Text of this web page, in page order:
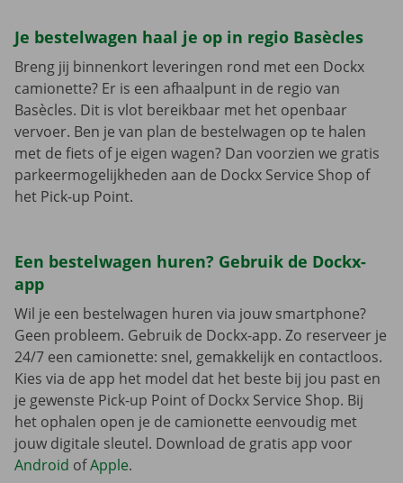
Je bestelwagen haal je op in regio Basècles
Breng jij binnenkort leveringen rond met een Dockx
camionette? Er is een afhaalpunt in de regio van
Basècles. Dit is vlot bereikbaar met het openbaar
vervoer. Ben je van plan de bestelwagen op te halen
met de fiets of je eigen wagen? Dan voorzien we gratis
parkeermogelijkheden aan de Dockx Service Shop of
het Pick-up Point.
Een bestelwagen huren? Gebruik de Dockx-
app
Wil je een bestelwagen huren via jouw smartphone?
Geen probleem. Gebruik de Dockx-app. Zo reserveer je
24/7 een camionette: snel, gemakkelijk en contactloos.
Kies via de app het model dat het beste bij jou past en
je gewenste Pick-up Point of Dockx Service Shop. Bij
het ophalen open je de camionette eenvoudig met
jouw digitale sleutel. Download de gratis app voor
Android ofApple.